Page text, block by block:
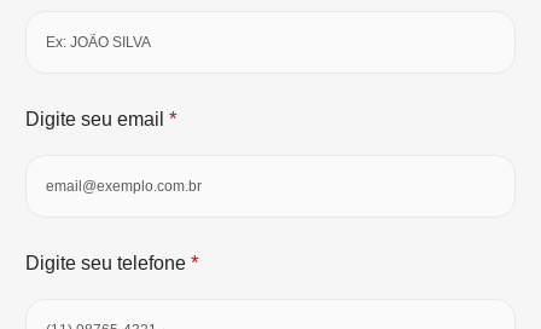
Digite seu email *
Digite seu telefone *